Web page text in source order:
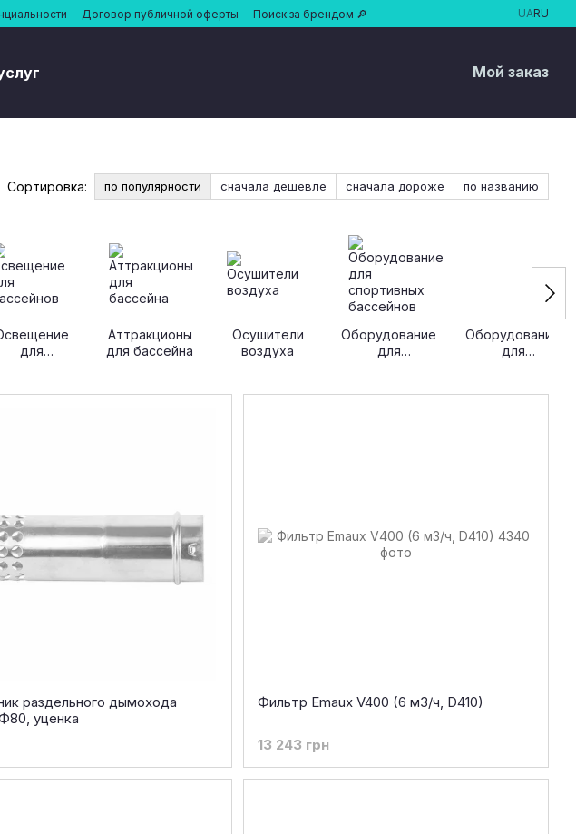
Договор публичной оферты Поиск за брендом 🔎 UARU
Мой заказ
Сортировка: по популярности сначала дешевле сначала дороже по названию
для
Аттракционы
для бассейна
Осушители
воздуха
Оборудование
для
Оборудование
для
раздельного дымохода
уценка
Фильтр Emaux V400 (6 м3/ч, D410)
13 243 грн